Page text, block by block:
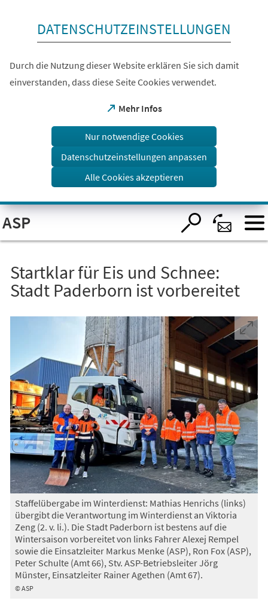
Visuelle
Assistenzsoftware
öffnen.
DATENSCHUTZEINSTELLUNGEN
Durch die Nutzung dieser Website erklären Sie sich damit
einverstanden, dass diese Seite Cookies verwendet.
Mehr Infos
(Öffnet
einem
Tab)
Nur notwendige Cookies
Datenschutzeinstellungen anpassen
Alle Cookies akzeptieren
ASP
Startklar für Eis und Schnee:
Stadt Paderborn ist vorbereitet
© ASP
Staffelübergabe im Winterdienst: Mathias Henrichs (links)
übergibt die Verantwortung im Winterdienst an Viktoria
Zeng (2. v. li.). Die Stadt Paderborn ist bestens auf die
Wintersaison vorbereitet von links Fahrer Alexej Rempel
sowie die Einsatzleiter Markus Menke (ASP), Ron Fox (ASP),
Peter Schulte (Amt 66), Stv. ASP-Betriebsleiter Jörg
Münster, Einsatzleiter Rainer Agethen (Amt 67).